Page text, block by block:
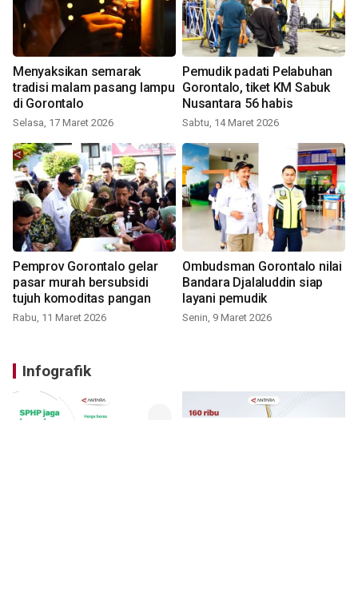
Menyaksikan semarak
tradisi malam pasang lampu
di Gorontalo
Selasa, 17 Maret 2026
Pemudik padati Pelabuhan
Gorontalo, tiket KM Sabuk
Nusantara 56 habis
Sabtu, 14 Maret 2026
Pemprov Gorontalo gelar
pasar murah bersubsidi
tujuh komoditas pangan
Rabu, 11 Maret 2026
Ombudsman Gorontalo nilai
Bandara Djalaluddin siap
layani pemudik
Senin, 9 Maret 2026
Infografik